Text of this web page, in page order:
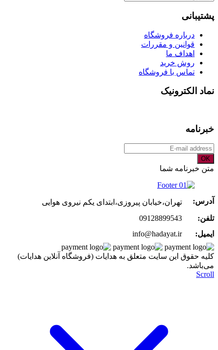
پشتیبانی
درباره فروشگاه
قوانین و مقررات
اهداف ما
روش خرید
تماس با فروشگاه
نماد الکترونیک
خبرنامه
OK
متن خبرنامه شما
آدرس:
تهران،خیابان پیروزی،ابتدای یکم نیروی هوایی
تلفن:
09128899543
ایمیل:
info@hadayat.ir
کليه حقوق اين سايت متعلق به هدایات (فروشگاه آنلاین هدایات)
می‌باشد.
Scroll